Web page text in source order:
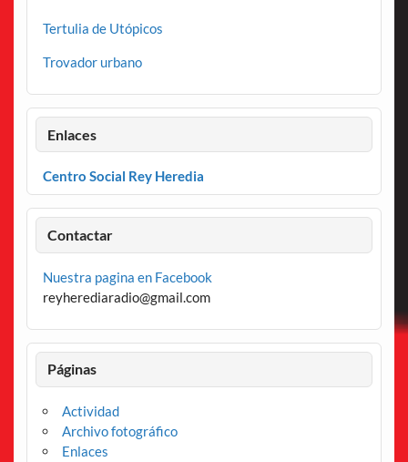
Tertulia de Utópicos
Trovador urbano
Enlaces
Centro Social Rey Heredia
Contactar
Nuestra pagina en Facebook
reyherediaradio@gmail.com
Páginas
Actividad
Archivo fotográfico
Enlaces